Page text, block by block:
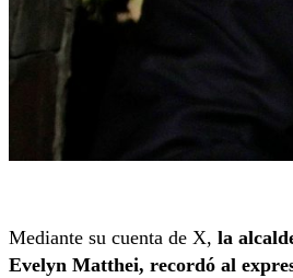
Mediante su cuenta de X, la
Evelyn Matthei, recordó al